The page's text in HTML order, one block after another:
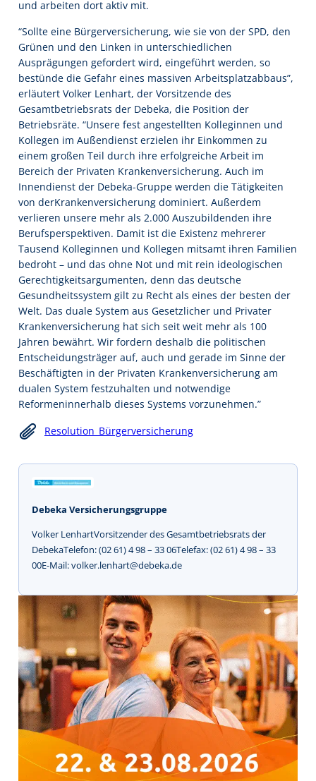
und arbeiten dort aktiv mit.
“Sollte eine Bürgerversicherung, wie sie von der SPD, den
Grünen und den Linken in unterschiedlichen
Ausprägungen gefordert wird, eingeführt werden, so
bestünde die Gefahr eines massiven Arbeitsplatzabbaus”,
erläutert Volker Lenhart, der Vorsitzende des
Gesamtbetriebsrats der Debeka, die Position der
Betriebsräte. “Unsere fest angestellten Kolleginnen und
Kollegen im Außendienst erzielen ihr Einkommen zu
einem großen Teil durch ihre erfolgreiche Arbeit im
Bereich der Privaten Krankenversicherung. Auch im
Innendienst der Debeka-Gruppe werden die Tätigkeiten
von derKrankenversicherung dominiert. Außerdem
verlieren unsere mehr als 2.000 Auszubildenden ihre
Berufsperspektiven. Damit ist die Existenz mehrerer
Tausend Kolleginnen und Kollegen mitsamt ihren Familien
bedroht – und das ohne Not und mit rein ideologischen
Gerechtigkeitsargumenten, denn das deutsche
Gesundheitssystem gilt zu Recht als eines der besten der
Welt. Das duale System aus Gesetzlicher und Privater
Krankenversicherung hat sich seit weit mehr als 100
Jahren bewährt. Wir fordern deshalb die politischen
Entscheidungsträger auf, auch und gerade im Sinne der
Beschäftigten in der Privaten Krankenversicherung am
dualen System festzuhalten und notwendige
Reformeninnerhalb dieses Systems vorzunehmen.”
Resolution_Bürgerversicherung
Debeka Versicherungsgruppe
Volker LenhartVorsitzender des Gesamtbetriebsrats der
DebekaTelefon: (02 61) 4 98 – 33 06Telefax: (02 61) 4 98 – 33
00E-Mail: volker.lenhart@debeka.de